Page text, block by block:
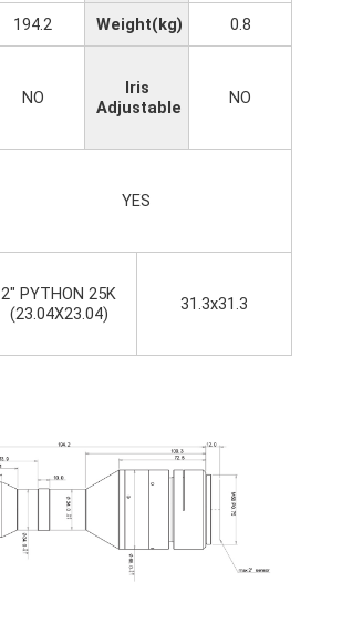
194.2 Weight(kg) 0.8
NO
Iris
Adjustable
NO
YES
2" PYTHON 25K
(23.04X23.04)
31.3x31.3